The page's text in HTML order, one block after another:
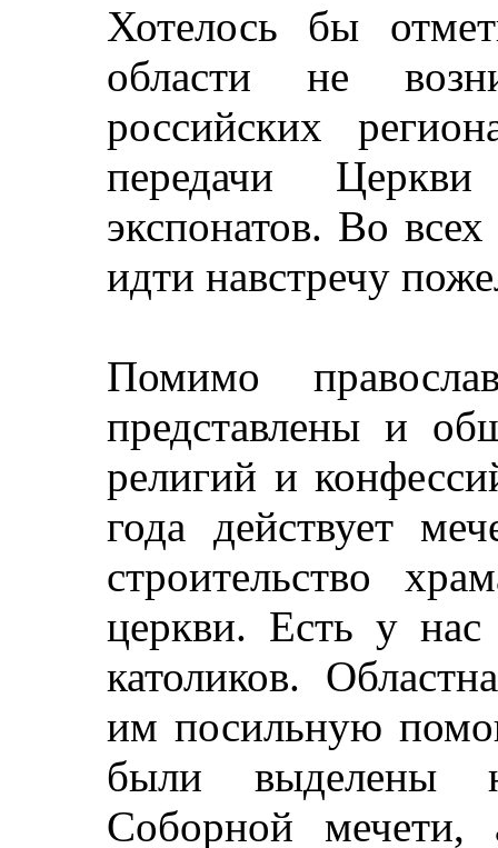
Хотелось бы
области не
российских
передачи
экспонатов. Во
идти навстречу
Помимо
представлены и
религий и
года действует
строительство
церкви. Есть у
католиков.
им посильную
были выделены
Соборной